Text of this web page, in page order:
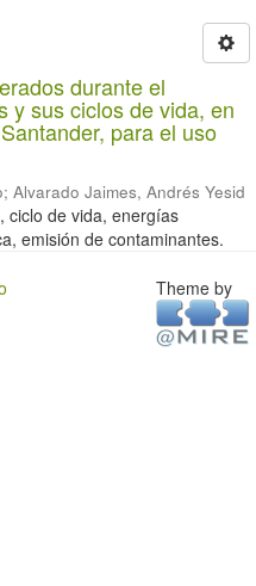
durante el
y sus ciclos de vida, en
para el uso
; Alvarado Jaimes, Andrés Yesid
ciclo de vida, energías
emisión de contaminantes.
Theme by